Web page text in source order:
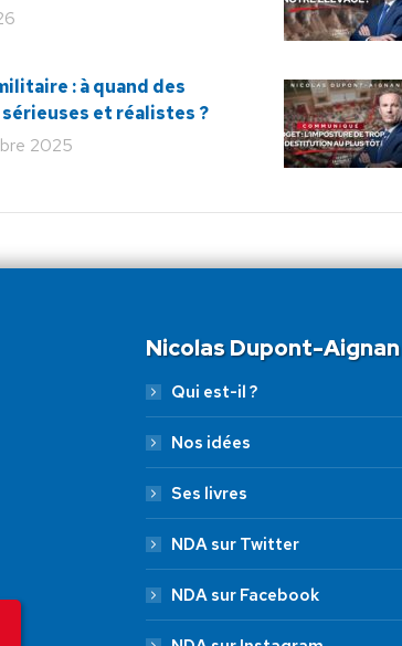
: à quand des
et réalistes ?
2025
Nicolas Dupont-Aignan
Qui est-il ?
Nos idées
Ses livres
NDA sur Twitter
NDA sur Facebook